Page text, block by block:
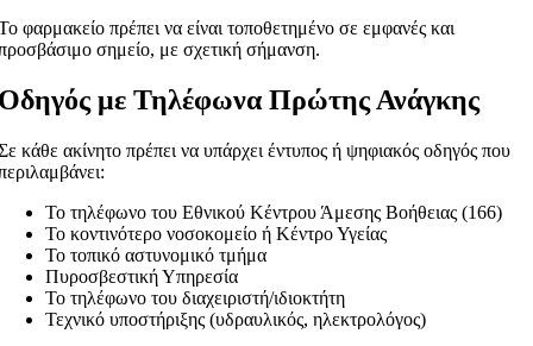
φαρμακείο πρέπει να είναι τοποθετημένο σε εμφανές και
σημείο, με σχετική σήμανση.
με Τηλέφωνα Πρώτης Ανάγκης
κάθε ακίνητο πρέπει να υπάρχει έντυπος ή ψηφιακός οδηγός που
Το τηλέφωνο του Εθνικού Κέντρου Άμεσης Βοήθειας (166)
Το κοντινότερο νοσοκομείο ή Κέντρο Υγείας
Το τοπικό αστυνομικό τμήμα
Πυροσβεστική Υπηρεσία
Το τηλέφωνο του διαχειριστή/ιδιοκτήτη
Τεχνικό υποστήριξης (υδραυλικός, ηλεκτρολόγος)